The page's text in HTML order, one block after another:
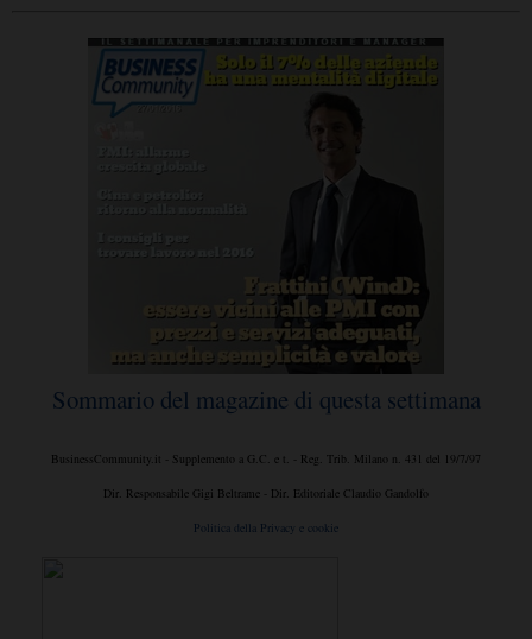
Sommario del magazine di questa settimana
BusinessCommunity.it - Supplemento a G.C. e t. - Reg. Trib. Milano n. 431 del 19/7/97
Dir. Responsabile Gigi Beltrame - Dir. Editoriale Claudio Gandolfo
Politica della Privacy e cookie